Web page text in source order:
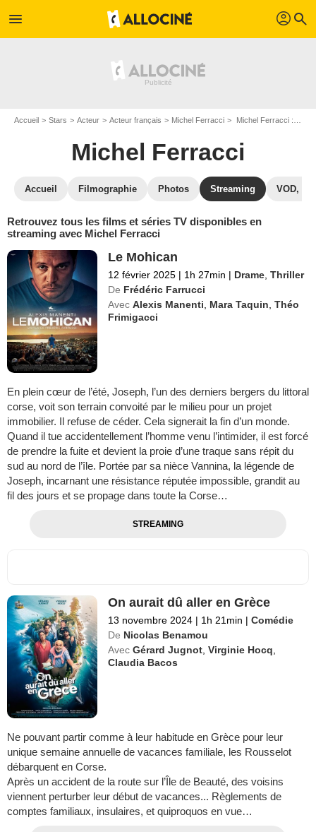
menu profil search
Accueil Stars Acteur Acteur français Michel Ferracci Michel Ferracci : Films et séries online
Michel Ferracci
Accueil Filmographie Photos Streaming VOD,
Retrouvez tous les films et séries TV disponibles en
streaming avec Michel Ferracci
Le Mohican
12 février 2025 | 1h 27min | Drame ,Thriller
De Frédéric Farrucci
Avec Alexis Manenti Mara Taquin ,Théo
Frimigacci
En plein cœur de l’été, Joseph, l’un des derniers bergers du littoral
corse, voit son terrain convoité par le milieu pour un projet
immobilier. Il refuse de céder. Cela signerait la fin d’un monde.
Quand il tue accidentellement l’homme venu l’intimider, il est forcé
de prendre la fuite et devient la proie d’une traque sans répit du
sud au nord de l’île. Portée par sa nièce Vannina, la légende de
Joseph, incarnant une résistance réputée impossible, grandit au
fil des jours et se propage dans toute la Corse…
STREAMING
On aurait dû aller en Grèce
13 novembre 2024 | 1h 21min | Comédie
De Nicolas Benamou
Avec Gérard Jugnot ,Virginie Hocq
Claudia Bacos
Ne pouvant partir comme à leur habitude en Grèce pour leur
unique semaine annuelle de vacances familiale, les Rousselot
débarquent en Corse.
Après un accident de la route sur l’Île de Beauté, des voisins
viennent perturber leur début de vacances... Règlements de
comptes familiaux, insulaires, et quiproquos en vue…